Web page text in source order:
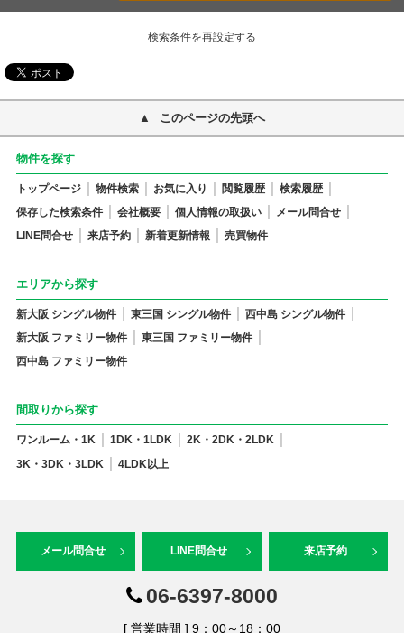
検索条件を再設定する
このページの先頭へ
物件を探す
トップページ 物件検索 お気に入り 閲覧履歴
検索履歴
保存した検索条件
会社概要 個人情報の取扱い
メール問合せ
LINE問合せ
来店予約 新着更新情報 売買物件
エリアから探す
新大阪 シングル物件 東三国 シングル物件
西中島 シングル物件
新大阪 ファミリー物件
東三国 ファミリー物件
西中島 ファミリー物件
間取りから探す
ワンルーム・1K 1DK・1LDK
2K・2DK・2LDK
3K・3DK・3LDK
4LDK以上
メール問合せ LINE問合せ 来店予約
06-6397-8000
[ 営業時間 ] 9：00～18：00